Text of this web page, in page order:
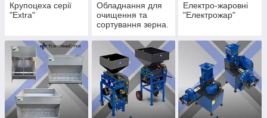
Крупоцеха серії
"Extra"
Обладнання для
очищення та
сортування зерна.
Електро-жаровні
"Електрожар"